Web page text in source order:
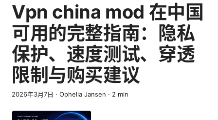
Vpn china mod 在中国
可用的完整指南：隐私
保护、速度测试、穿透
限制与购买建议
2026年3月7日 · Ophelia Jansen · 2 min